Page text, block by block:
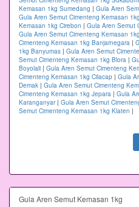
Kemasan 1kg Sumedang | Gula Aren
Gula Aren Semut Cimenteng Kemasan
Kemasan 1kg Cirebon | Gula Aren Semut
Gula Aren Semut Cimenteng Kemasan
Cimenteng Kemasan 1kg Banjarnegara |
1kg Banyumas | Gula Aren Semut
Semut Cimenteng Kemasan 1kg Blora |
Boyolali | Gula Aren Semut Cimenteng
Cimenteng Kemasan 1kg Cilacap | Gula
Demak | Gula Aren Semut Cimenteng
Cimenteng Kemasan 1kg Jepara | Gula
Karanganyar| Gula Aren Semut
Semut Cimenteng Kemasan 1kg Klaten |
Gula Aren Semut Kemasan 1kg